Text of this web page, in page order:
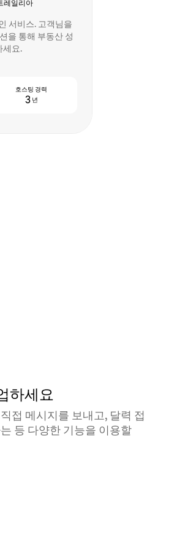
레일리아
서비스. 고객님을
을 통해 부동산 성
세요.
3 년
호스팅 경력
하세요
접 메시지를 보내고, 달력 접
등 다양한 기능을 이용할